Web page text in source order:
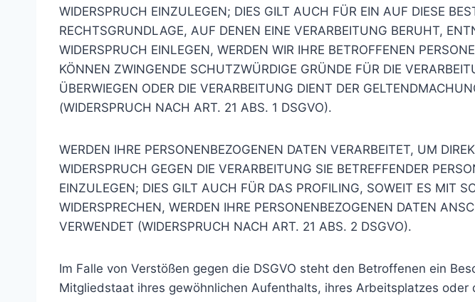
WIDERSPRUCH EINZULEGEN; DIES GILT AUCH FÜR EIN AUF DIESE
RECHTSGRUNDLAGE, AUF DENEN EINE VERARBEITUNG BERUHT,
WIDERSPRUCH EINLEGEN, WERDEN WIR IHRE BETROFFENEN
KÖNNEN ZWINGENDE SCHUTZWÜRDIGE GRÜNDE FÜR DIE
ÜBERWIEGEN ODER DIE VERARBEITUNG DIENT DER
(WIDERSPRUCH NACH ART. 21 ABS. 1 DSGVO).
WERDEN IHRE PERSONENBEZOGENEN DATEN VERARBEITET, UM
WIDERSPRUCH GEGEN DIE VERARBEITUNG SIE BETREFFENDER
EINZULEGEN; DIES GILT AUCH FÜR DAS PROFILING, SOWEIT ES MIT
WIDERSPRECHEN, WERDEN IHRE PERSONENBEZOGENEN DATEN
VERWENDET (WIDERSPRUCH NACH ART. 21 ABS. 2 DSGVO).
Im Falle von Verstößen gegen die DSGVO steht den Betroffenen ein
Mitgliedstaat ihres gewöhnlichen Aufenthalts, ihres Arbeitsplatzes